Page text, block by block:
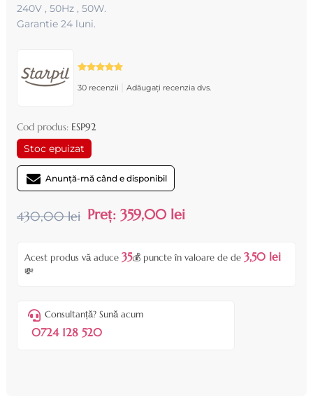
240V , 50Hz , 50W .
Garantie 24 luni.
30 recenzii Adăugați recenzia dvs.
Cod produs: ESP92
Stoc epuizat
Anunță-mă când e disponibil
430,00 lei Preț: 359,00 lei
Acest produs vă aduce 35💰 puncte în valoare de de 3,50 lei
💸
Consultanță? Sună acum
0724 128 520